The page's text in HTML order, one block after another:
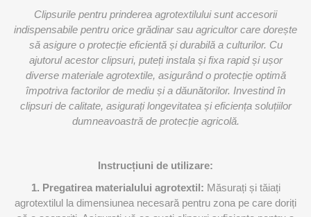
Clipsurile pentru prinderea agrotextilului sunt accesorii
indispensabile pentru orice grădinar sau agricultor care dorește
să asigure o protecție eficientă și durabilă a culturilor. Cu
ajutorul acestor clipsuri, puteți instala și fixa rapid și ușor
diverse materiale agrotextile, asigurând o protecție optimă
împotriva factorilor de mediu și a dăunătorilor. Investind în
clipsuri de calitate, asigurați longevitatea și eficiența soluțiilor
dumneavoastră de protecție agricolă.
Instrucțiuni de utilizare:
1. Pregatirea materialului agrotextil: Măsurați și tăiați
agrotextilul la dimensiunea necesară pentru zona pe care doriți